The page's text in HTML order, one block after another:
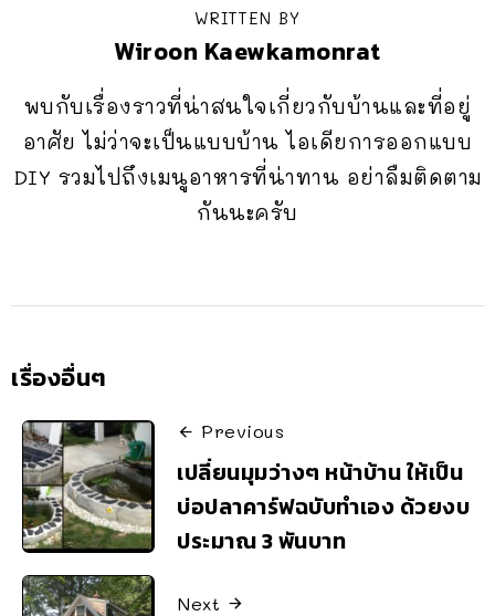
WRITTEN BY
Wiroon Kaewkamonrat
พบกับเรื่องราวที่น่าสนใจเกี่ยวกับบ้านและที่อยู่
อาศัย ไม่ว่าจะเป็นแบบบ้าน ไอเดียการออกแบบ
DIY รวมไปถึงเมนูอาหารที่น่าทาน อย่าลืมติดตาม
กันนะครับ
เรื่องอื่นๆ
Previous
เปลี่ยนมุมว่างๆ หน้าบ้าน ให้เป็น
บ่อปลาคาร์ฟฉบับทำเอง ด้วยงบ
ประมาณ 3 พันบาท
Next